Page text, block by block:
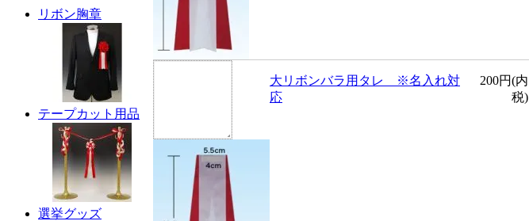
リボン胸章
テープカット用品
選挙グッズ
大リボンバラ用タレ ※名入れ対
応
200円(内
税)